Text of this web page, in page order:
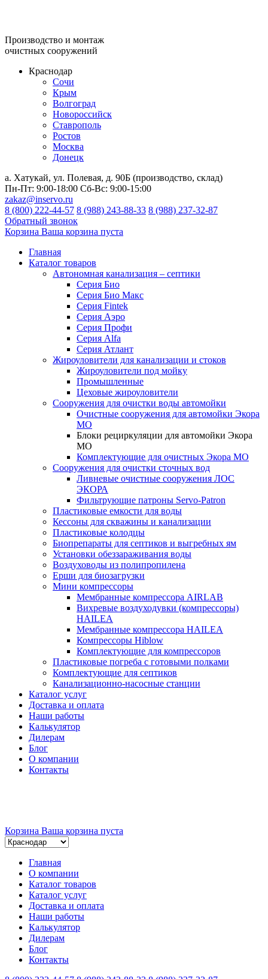
Производство и монтаж
очистных сооружений
Краснодар
Сочи
Крым
Волгоград
Новороссийск
Ставрополь
Ростов
Москва
Донецк
а. Хатукай, ул. Полевая, д. 90Б (производство, склад)
Пн-Пт: 9:00-18:00 Сб-Вс: 9:00-15:00
zakaz@inservo.ru
8 (800) 222-44-57 8 (988) 243-88-33 8 (988) 237-32-87
Обратный звонок
Корзина Ваша корзина пуста
Главная
Каталог товаров
Автономная канализация – септики
Серия Био
Серия Био Макс
Серия Fintek
Серия Аэро
Серия Профи
Серия Alfa
Серия Атлант
Жироуловители для канализации и стоков
Жироуловители под мойку
Промышленные
Цеховые жироуловители
Сооружения для очистки воды автомойки
Очистные сооружения для автомойки Экора
МО
Блоки рециркуляции для автомойки Экора
МО
Комплектующие для очистных Экора МО
Сооружения для очистки сточных вод
Ливневые очистные сооружения ЛОС
ЭКОРА
Фильтрующие патроны Servo-Patron
Пластиковые емкости для воды
Кессоны для скважины и канализации
Пластиковые колодцы
Биопрепараты для септиков и выгребных ям
Установки обеззараживания воды
Воздуховоды из полипропилена
Ерши для биозагрузки
Мини компрессоры
Мембранные компрессора AIRLAB
Вихревые воздуходувки (компрессоры)
HAILEA
Мембранные компрессора HAILEA
Компрессоры Hiblow
Комплектующие для компрессоров
Пластиковые погреба с готовыми полками
Комплектующие для септиков
Канализационно-насосные станции
Каталог услуг
Доставка и оплата
Наши работы
Калькулятор
Дилерам
Блог
О компании
Контакты
Корзина Ваша корзина пуста
Главная
О компании
Каталог товаров
Каталог услуг
Доставка и оплата
Наши работы
Калькулятор
Дилерам
Блог
Контакты